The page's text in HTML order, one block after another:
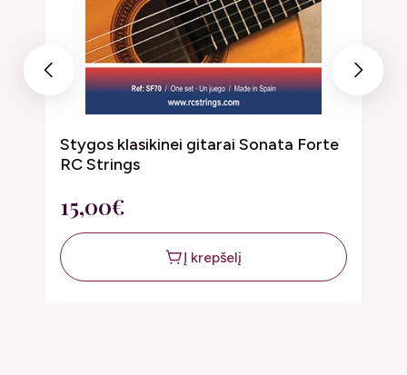
Previous
Stygos klasikinei gitarai Sonata Forte
RC Strings
15,00€
Į krepšelį
Next